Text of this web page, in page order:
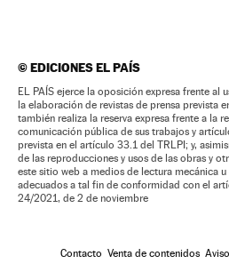
©EDICIONES EL PAÍS
EL PAÍS ejerce la oposición expresa frente al
la elaboración de revistas de prensa prevista
también realiza la reserva expresa frente a la
comunicación pública de sus trabajos y
prevista en el artículo 33.1 del TRLPI; y,
de las reproducciones y usos de las obras y
este sitio web a medios de lectura mecánica
adecuados a tal fin de conformidad con el
24/2021, de 2 de noviembre
Contacto Venta de contenidos